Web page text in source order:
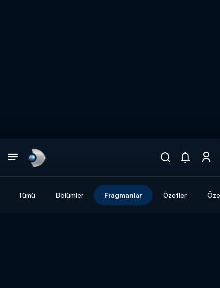
Tümü Bölümler Fragmanlar Özetler